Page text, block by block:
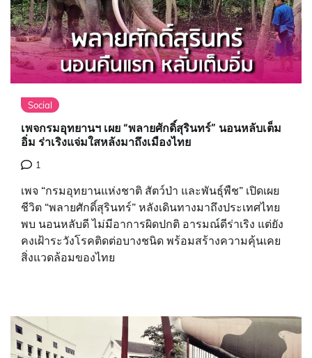
Social
เพจกรมอุทยานฯ เผย “พลายศักดิ์สุรินทร์” นอนหลับเต็ม
อิ่ม ร่าเริงแจ่มใสหลังมาถึงเมืองไทย
1
เพจ “กรมอุทยานแห่งชาติ สัตว์ป่า และพันธุ์พืช” เปิดเผย
ชีวิต “พลายศักดิ์สุรินทร์” หลังเดินทางมาถึงประเทศไทย
พบ นอนหลับดี ไม่มีอาการผิดปกติ อารมณ์ดีร่าเริง แต่ยัง
คงเฝ้าระวังโรคติดต่อบางชนิด พร้อมสร้างความคุ้นเคย
สิ่งแวดล้อมของไทย